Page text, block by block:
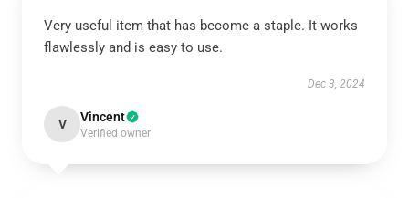
Very useful item that has become a staple. It works
flawlessly and is easy to use.
Dec 3, 2024
V Vincent
Verified owner